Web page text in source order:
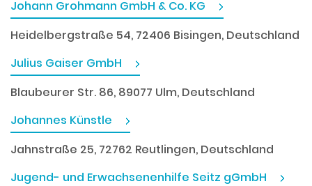
Johann Grohmann GmbH & Co. KG
Heidelbergstraße 54, 72406 Bisingen, Deutschland
Julius Gaiser GmbH
Blaubeurer Str. 86, 89077 Ulm, Deutschland
Johannes Künstle
Jahnstraße 25, 72762 Reutlingen, Deutschland
Jugend- und Erwachsenenhilfe Seitz gGmbH